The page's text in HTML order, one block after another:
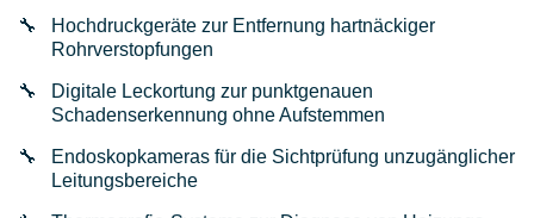
Hochdruckgeräte zur Entfernung hartnäckiger
Rohrverstopfungen
Digitale Leckortung zur punktgenauen
Schadenserkennung ohne Aufstemmen
Endoskopkameras für die Sichtprüfung unzugänglicher
Leitungsbereiche